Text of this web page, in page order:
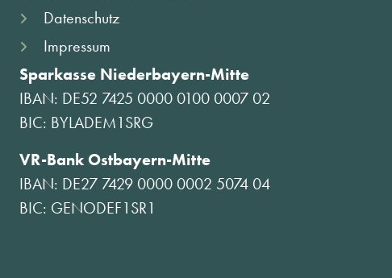
Datenschutz
Impressum
Sparkasse Niederbayern-Mitte
IBAN: DE52 7425 0000 0100 0007 02
BIC: BYLADEM1SRG
VR-Bank Ostbayern-Mitte
IBAN: DE27 7429 0000 0002 5074 04
BIC: GENODEF1SR1